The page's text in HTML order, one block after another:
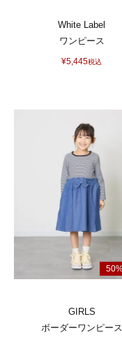
White Label
ワンピース
¥5,445税込
GIRLS
ボーダーワンピース